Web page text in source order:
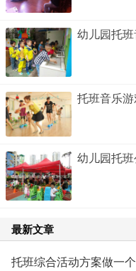
幼儿园托
托班音乐
幼儿园托班
最新文章
托班综合活动方案做一